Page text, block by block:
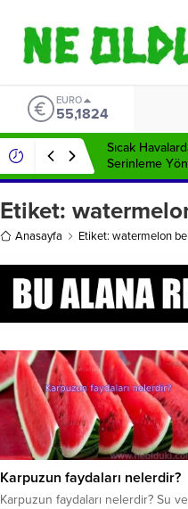
EURO
55,1824
Sıcak
Serinleme
Etiket:
Anasayfa Etiket: watermelon
Karpuzun faydaları nelerdir?
Karpuzun faydaları nelerdir? Su ve